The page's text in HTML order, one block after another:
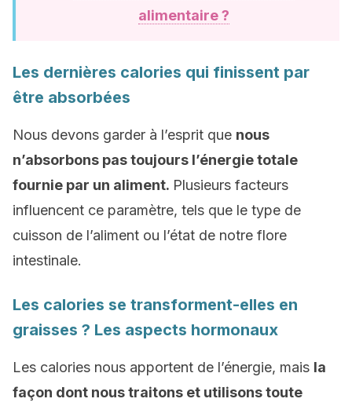
alimentaire ?
Les dernières calories qui finissent par
être absorbées
Nous devons garder à l’esprit que nous
n’absorbons pas toujours l’énergie totale
fournie par un aliment. Plusieurs facteurs
influencent ce paramètre, tels que le type de
cuisson de l’aliment ou l’état de notre flore
intestinale.
Les calories se transforment-elles en
graisses ? Les aspects hormonaux
Les calories nous apportent de l’énergie, mais la
façon dont nous traitons et utilisons toute